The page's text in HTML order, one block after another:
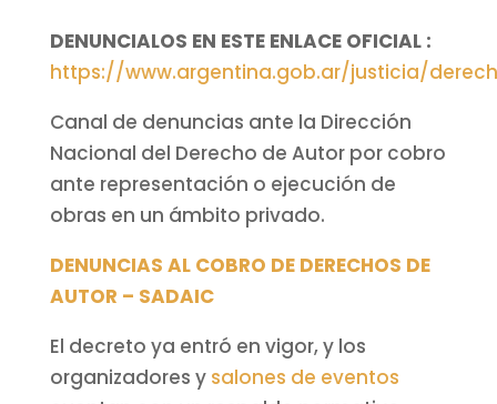
DENUNCIALOS EN ESTE ENLACE OFICIAL :
https://www.argentina.gob.ar/justicia/
Canal de denuncias ante la Dirección
Nacional del Derecho de Autor por cobro
ante representación o ejecución de
obras en un ámbito privado.
DENUNCIAS AL COBRO DE DERECHOS DE
AUTOR – SADAIC
El decreto ya entró en vigor, y los
organizadores y salones de eventos